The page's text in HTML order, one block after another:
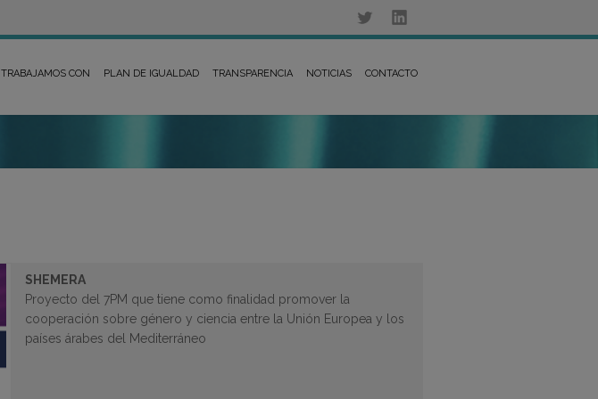
TRABAJAMOS CON PLAN DE IGUALDAD TRANSPARENCIA NOTICIAS CONTACTO
SHEMERA
Proyecto del 7PM que tiene como finalidad promover la
cooperación sobre género y ciencia entre la Unión Europea y los
países árabes del Mediterráneo